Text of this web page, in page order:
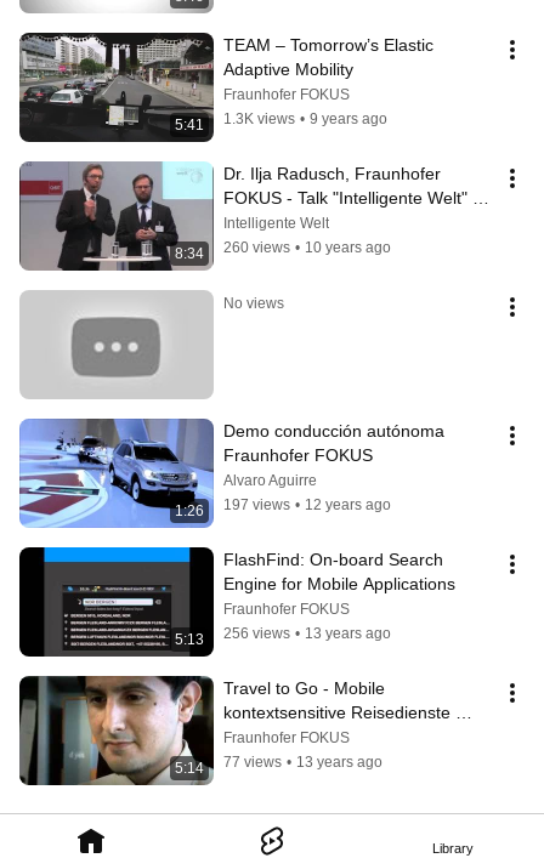
Library
5:41
TEAM – Tomorrow’s Elastic
Adaptive Mobility
Fraunhofer FOKUS
1.3K views • 9 years ago
8:34
Dr. Ilja Radusch, Fraunhofer
FOKUS - Talk "Intelligente Welt"
CeBIT
Intelligente Welt
260 views • 10 years ago
No views
1:26
Demo conducción autónoma
Fraunhofer FOKUS
Alvaro Aguirre
197 views • 12 years ago
5:13
FlashFind: On-board Search
Engine for Mobile Applications
Fraunhofer FOKUS
256 views • 13 years ago
5:14
Travel to Go - Mobile
kontextsensitive Reisedienste
detailliert abrufbar auf dem Handy
Fraunhofer FOKUS
77 views • 13 years ago